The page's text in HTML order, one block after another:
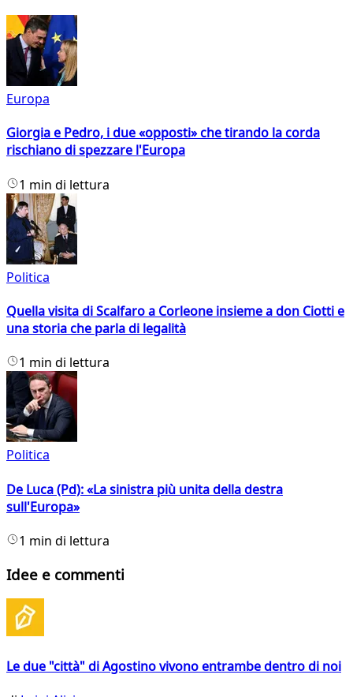
Europa
Giorgia e Pedro, i due «opposti» che tirando la corda
rischiano di spezzare l'Europa
1 min di lettura
Politica
Quella visita di Scalfaro a Corleone insieme a don Ciotti e
una storia che parla di legalità
1 min di lettura
Politica
De Luca (Pd): «La sinistra più unita della destra
sull'Europa»
1 min di lettura
Idee e commenti
Le due "città" di Agostino vivono entrambe dentro di noi